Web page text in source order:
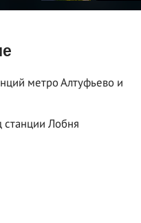
метро Алтуфьево и
Лобня